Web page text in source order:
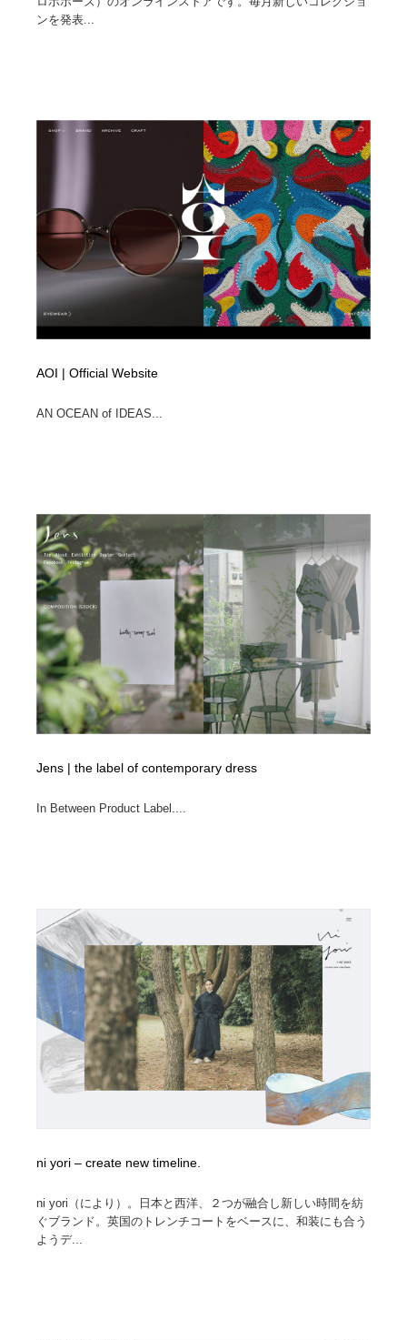
ンを発表...
AOI | Official Website
AN OCEAN of IDEAS...
Jens | the label of contemporary dress
In Between Product Label....
ni yori – create new timeline.
ni yori（により）。日本と西洋、２つが融合し新しい時間を紡
ぐブランド。英国のトレンチコートをベースに、和装にも合う
ようデ...